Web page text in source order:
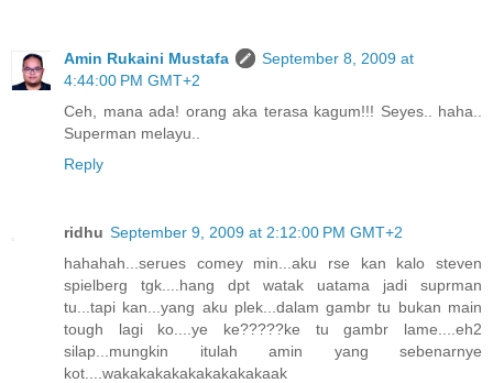
Amin Rukaini Mustafa
September 8, 2009 at
4:44:00 PM GMT+2
Ceh, mana ada! orang aka terasa kagum!!! Seyes.. haha..
Superman melayu..
Reply
ridhu September 9, 2009 at 2:12:00 PM GMT+2
hahahah...serues comey min...aku rse kan kalo steven
spielberg tgk....hang dpt watak uatama jadi suprman
tu...tapi kan...yang aku plek...dalam gambr tu bukan main
tough lagi ko....ye ke?????ke tu gambr lame....eh2
silap...mungkin itulah amin yang sebenarnye
kot....wakakakakakakakakakaak